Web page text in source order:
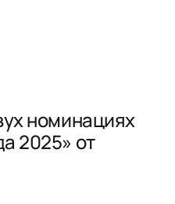
номинациях
2025» от